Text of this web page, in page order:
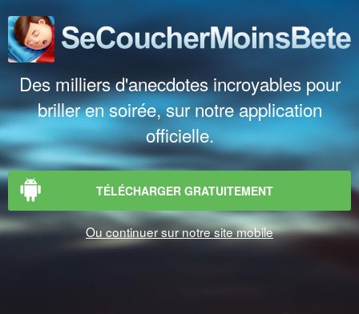
Des milliers d'anecdotes incroyables pour
briller en soirée, sur notre application
officielle.
TÉLÉCHARGER GRATUITEMENT
Ou continuer sur notre site mobile